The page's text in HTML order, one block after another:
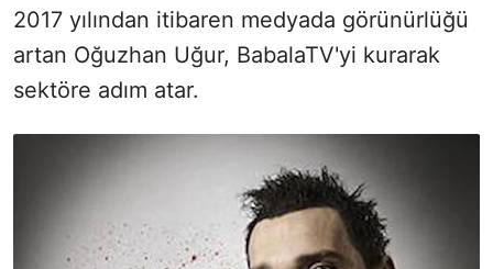
2017 yılından itibaren medyada görünürlüğü
artan Oğuzhan Uğur, BabalaTV'yi kurarak
sektöre adım atar.